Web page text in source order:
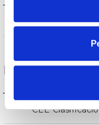
Protección
Datos
CEE